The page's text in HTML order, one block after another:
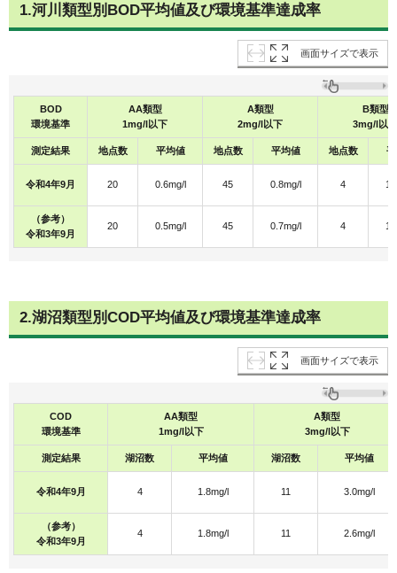
1.河川類型別BOD平均値及び環境基準達成率
画面サイズで表示
BOD
環境基準
AA類型
1mg/l以下
A類型
2mg/l以下
B類型
3mg/l以下
測定結果 地点数 平均値 地点数 平均値 地点数
令和4年9月 20 0.6mg/l 45 0.8mg/l 4
（参考）
令和3年9月
20 0.5mg/l 45 0.7mg/l 4
2.湖沼類型別COD平均値及び環境基準達成率
画面サイズで表示
COD
環境基準
AA類型
1mg/l以下
A類型
3mg/l以下
測定結果 湖沼数 平均値 湖沼数 平均値
令和4年9月 4 1.8mg/l 11 3.0mg/l
（参考）
令和3年9月
4 1.8mg/l 11 2.6mg/l